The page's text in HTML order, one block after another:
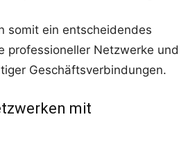
somit ein entscheidendes
professioneller Netzwerke und
Geschäftsverbindungen.
mit